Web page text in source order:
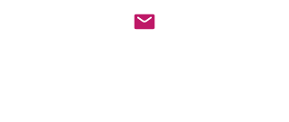
Zusammenleben zwischen